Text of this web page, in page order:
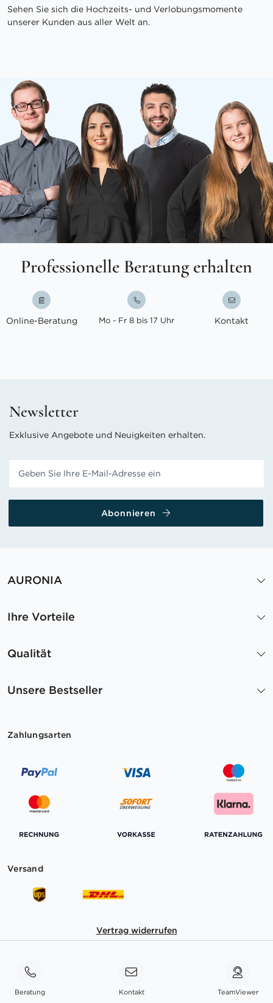
Sehen Sie sich die Hochzeits- und Verlobungsmomente
unserer Kunden aus aller Welt an.
Professionelle Beratung erhalten
Online-Beratung Mo - Fr 8 bis 17 Uhr Kontakt
Newsletter
Exklusive Angebote und Neuigkeiten erhalten.
Abonnieren
AURONIA
Ihre Vorteile
Qualität
Unsere Bestseller
Zahlungsarten
Versand
Vertrag widerrufen
Beratung Kontakt TeamViewer